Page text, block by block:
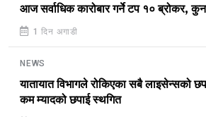
आज सर्वाधिक कारोबार गर्ने टप १० ब्रोकर,
1 दिन अगाडी
NEWS
यातायात विभागले रोकिएका सबै लाइसेन्सको
कम म्यादको छपाई स्थगित